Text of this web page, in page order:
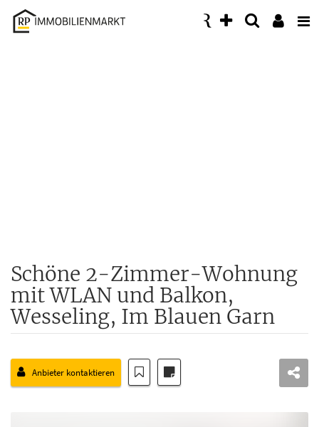
Accessibility
Modus
Schöne 2-Zimmer-Wohnung
mit WLAN und Balkon,
Wesseling, Im Blauen Garn
Anbieter kontaktieren